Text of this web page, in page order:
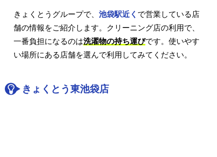
きょくとうグループで、 池袋駅近く で営業している店
舗の情報をご紹介します。クリーニング店の利用で、
一番負担になるのは洗濯物の持ち運びです。使いやす
い場所にある店舗を選んで利用してみてください。
きょくとう東池袋店